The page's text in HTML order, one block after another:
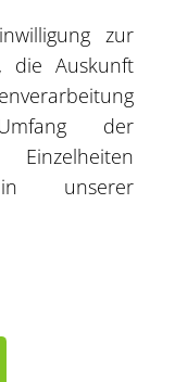
Max
zur
die Auskunft
der
unserer